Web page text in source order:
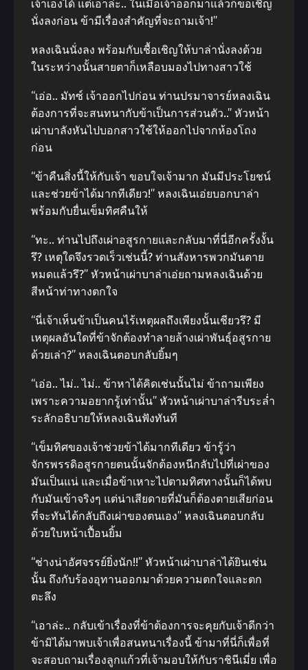
เจ้าเองได้ แต่เอาล่ะ.. ในเมื่อเจ้าออกมาแล้วก็ขอเชิญ
นั่งลงก่อน ข้ามีเรื่องสำคัญที่จะถามเจ้า!”
หลงเฉินนั่งลง พร้อมกับเชื้อเชิญให้บาล่านั่งลงด้วย
ในระหว่างนั้นสายตาก็เหลือบมองไปทางสาวใช้
“เอ่อ.. มัทซ์ เจ้าออกไปก่อน ท่านปรมาจารย์หลงเฉิน
ต้องการที่จะสนทนากับข้าเป็นการส่วนตัว..” หัวหน้า
เผ่าบาลังหันไปบอกสาวใช้ให้ออกไปจากห้องโถง
ก่อน
“ข้าคืนสิ่งนี้ให้กับเจ้า ขอบใจเจ้ามาก มันมีประโยชน์
และช่วยข้าได้มากทีเดียว!” หลงเฉินเอ่ยบอกบาล่า
พร้อมกับยื่นเข็มทิศคืนให้
“ทะ.. ท่านไปถึงเผ่าอสูรกายและกลับมาที่นี่อีกครั้งงั้น
รึ? เหตุใดจึงรวดเร็วเช่นนี้? ท่านสังหารพวกมันตาย
หมดแล้วรึ?” หัวหน้าเผ่าบาล่าเอ่ยถามหลงเฉินด้วย
สีหน้าท่าทางตกใจ
“นี่เจ้าเห็นข้าเป็นคนไร้เหตุผลถึงเพียงนั้นเชียวรึ? มี
เหตุผลอันใดที่ข้าจักต้องทำลายล้างเผ่าพันธุ์อสูรกาย
ด้วยเล่า?” หลงเฉินตอบกลับยิ้มๆ
“เอ่อ.. ไม่.. ไม่.. ข้าหาได้คิดเช่นนั้นไม่ ข้าถามเพียง
เพราะความอยากรู้เท่านั้น” หัวหน้าเผ่าบาล่ารีบระล่ำ
ระลักอธิบายให้หลงเฉินฟังทันที
“เข็มทิศของเจ้าช่วยข้าได้มากทีเดียว ข้ารู้ว่า
จักรพรรดิอสูรกายตนนั้นจักต้องหนีกลับไปที่เผ่าของ
มันเป็นแน่ และเมื่อข้าเหาะไปตามทิศทางนั้นก็ได้พบ
กับมันเข้าจริงๆ แต่น่าเสียดายที่มันก็ต้องตายเสียก่อน
ที่จะทันได้กลับถึงเผ่าของตนเอง” หลงเฉินตอบกลับ
ด้วยใบหน้าเปื้อนยิ้ม
“ช่างน่าอัศจรรย์ยิ่งนัก!!” หัวหน้าเผ่าบาล่าได้ยินเช่น
นั้น ถึงกับร้องอุทานออกมาด้วยความตกใจและตก
ตะลึง
“เอาล่ะ.. กลับเข้าเรื่องที่ข้าต้องการจะคุยกับเจ้าดีกว่า
ข้ามิได้มาพบเจ้าเพื่อสนทนาเรื่องนี้ ข้ามาที่นี่ก็เพื่อที่
จะสอบถามเรื่องลูกแก้วที่เจ้ามอบให้กับราชินีเมี่ย เพื่อ